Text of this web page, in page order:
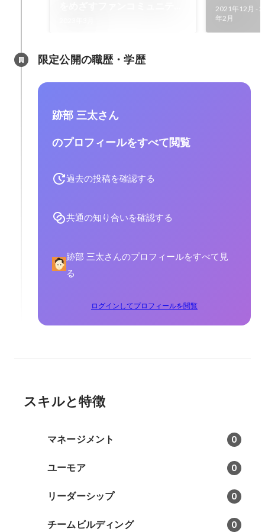
2021年12月 -
年2月
限定公開の職歴・学歴
跡部 三太さん
のプロフィールをすべて閲覧
過去の投稿を確認する
共通の知り合いを確認する
跡部 三太さんのプロフィールをすべて見
る
ログインしてプロフィールを閲覧
スキルと特徴
マネージメント 0
ユーモア 0
リーダーシップ 0
チームビルディング 0